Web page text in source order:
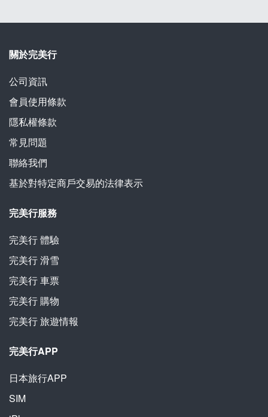
關於完美行
公司資訊
會員使用條款
隱私權條款
常見問題
聯絡我們
基於對特定商戶交易的法律表示
完美行服務
完美行體驗
完美行滑雪
完美行車票
完美行購物
完美行旅遊情報
完美行APP
日本旅行APP
SIM